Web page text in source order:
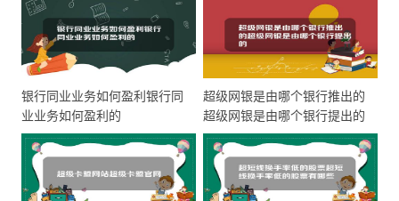
银行同业业务如何盈利银行同
业业务如何盈利的
超级网银是由哪个银行推出的
超级网银是由哪个银行提出的